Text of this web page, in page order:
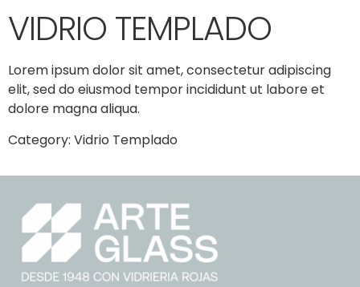
VIDRIO TEMPLADO
Lorem ipsum dolor sit amet, consectetur adipiscing
elit, sed do eiusmod tempor incididunt ut labore et
dolore magna aliqua.
Category: Vidrio Templado